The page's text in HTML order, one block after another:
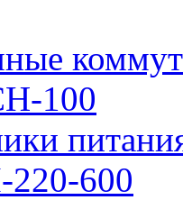
100
220-600